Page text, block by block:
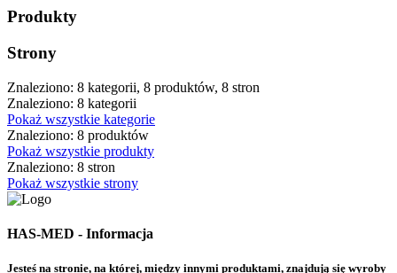
Produkty
Strony
Znaleziono: 8 kategorii, 8 produktów, 8 stron
Znaleziono: 8 kategorii
Pokaż wszystkie kategorie
Znaleziono: 8 produktów
Pokaż wszystkie produkty
Znaleziono: 8 stron
Pokaż wszystkie strony
HAS-MED - Informacja
Jesteś na stronie, na której, między innymi produktami, znajdują się wyroby